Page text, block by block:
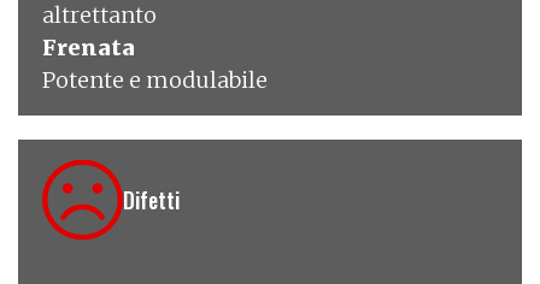
altrettanto
Frenata
Potente e modulabile
Difetti